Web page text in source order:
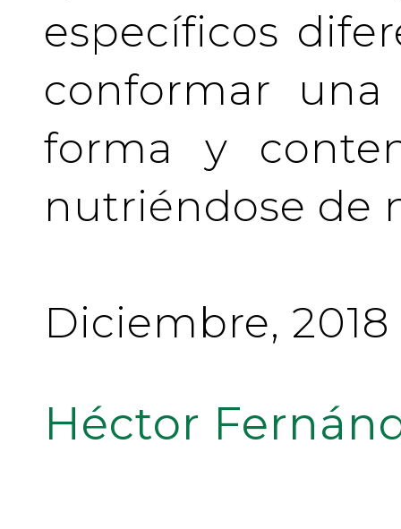
específicos
conformar
forma y
nutriéndose de
Diciembre, 2018
Héctor